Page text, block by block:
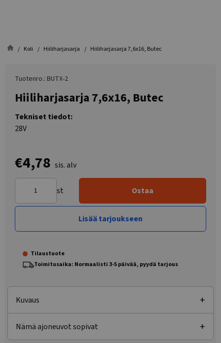
Koli Hiiliharjasarja Hiiliharjasarja 7,6x16, Butec
Tuotenro.: BUTX-2
Hiiliharjasarja 7,6x16, Butec
Tekniset tiedot:
28V
€4,78 sis. alv
st Ostaa
Lisää tarjoukseen
Tilaustuote
Toimitusaika: Normaalisti 3-5 päivää, pyydä tarjous
Kuvaus
Nämä ajoneuvot sopivat